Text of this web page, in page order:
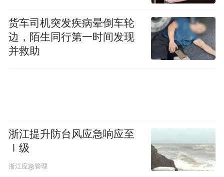
货车司机突发疾病晕倒车轮
边，陌生同行第一时间发现
并救助
浙江提升防台风应急响应至
Ⅰ级
浙江应急管理